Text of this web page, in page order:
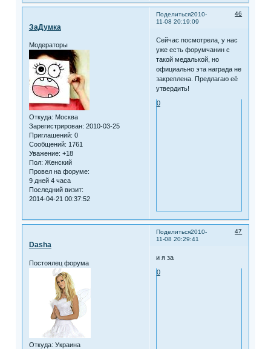
Поделиться 46
2010-
11-08 20:19:09
ЗаДумка
Модераторы
Откуда: Москва
Зарегистрирован: 2010-03-25
Приглашений: 0
Сообщений: 1761
Уважение: +18
Пол: Женский
Провел на форуме:
9 дней 4 часа
Последний визит:
2014-04-21 00:37:52
Сейчас посмотрела, у нас
уже есть форумчанин с
такой медалькой, но
официально эта награда не
закреплена. Предлагаю её
утвердить!
0
Поделиться 47
2010-
11-08 20:29:41
Dasha
Постоялец форума
Откуда: Украина
и я за
0